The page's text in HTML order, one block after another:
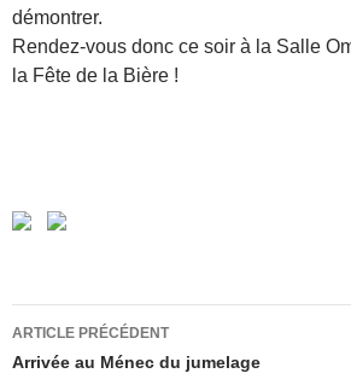
démontrer.
Rendez-vous donc ce soir à la Salle
la Fête de la Bière !
Navigation
des
ARTICLE PRÉCÉDENT
Arrivée au Ménec du jumelage